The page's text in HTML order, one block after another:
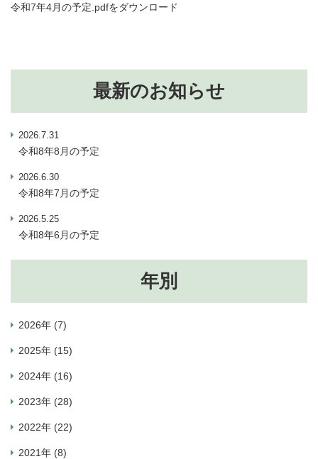
令和7年4月の予定.pdfをダウンロード
最新のお知らせ
2026.7.31
令和8年8月の予定
2026.6.30
令和8年7月の予定
2026.5.25
令和8年6月の予定
年別
2026年 (7)
2025年 (15)
2024年 (16)
2023年 (28)
2022年 (22)
2021年 (8)